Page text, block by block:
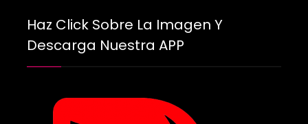
Haz Click Sobre La Imagen Y
Descarga Nuestra APP